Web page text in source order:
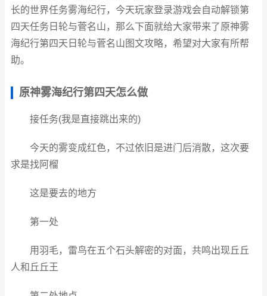
长的世界任务雾海纪行，今天玩家登录游戏会自动解锁第
四天任务日轮与菅名山，那么下面就给大家带来了原神雾
海纪行第四天日轮与菅名山图文攻略，希望对大家有所帮
助。
原神雾海纪行第四天怎么做
接任务(我是直接跳出来的)
今天的雾变成红色，不过依旧是进门后消散，这次要
求是找阿榴
这是要去的地方
第一处
用羽毛，雷鸟在五个石头解密的对面，共鸣出现丘丘
人和丘丘王